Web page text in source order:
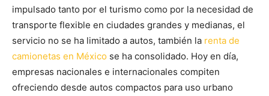
impulsado tanto por el turismo como por la necesidad de
transporte flexible en ciudades grandes y medianas, el
servicio no se ha limitado a autos, también la renta de
camionetas en México se ha consolidado. Hoy en día,
empresas nacionales e internacionales compiten
ofreciendo desde autos compactos para uso urbano